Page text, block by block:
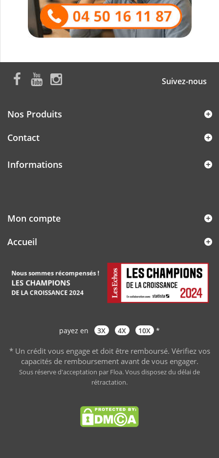
Suivez-nous
Nos Produits
Contact
Informations
Mon compte
Accueil
payez en 3X 4X 10X *
* Un crédit vous engage et doit être remboursé. Vérifiez vos
capacités de remboursement avant de vous engager.
Sous réserve d'acceptation par Floa. Vous disposez du délai de
rétractation.